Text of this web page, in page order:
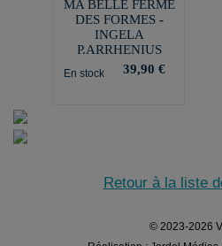
MA BELLE FERME
DES FORMES -
INGELA
P.ARRHENIUS
En stock 39,90 €
Retour à la liste
© 2023-2026